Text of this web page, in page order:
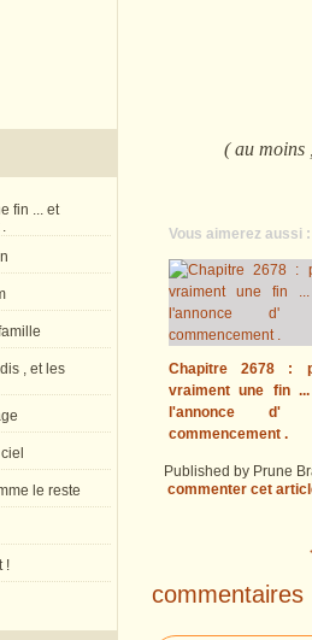
fin ... et
, et les
le reste
!
( au moins ,
Vous aimerez aussi :
Chapitre 2678 :
vraiment une fin
l'annonce d'
commencement .
Published by Prune
commenter cet
commentaires